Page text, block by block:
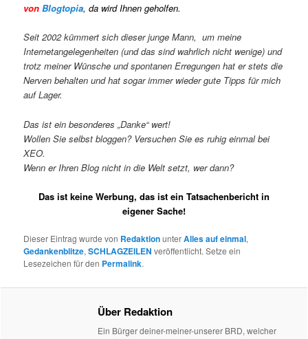
vonBlogtopia, da wird Ihnen geholfen.
Seit 2002 kümmert sich dieser junge Mann, um meine
Internetangelegenheiten (und das sind wahrlich nicht wenige) und
trotz meiner Wünsche und spontanen Erregungen hat er stets die
Nerven behalten und hat sogar immer wieder gute Tipps für mich
auf Lager.
Das ist ein besonderes „Danke“ wert!
Wollen Sie selbst bloggen? Versuchen Sie es ruhig einmal bei
XEO.
Wenn er Ihren Blog nicht in die Welt setzt, wer dann?
Das ist keine Werbung, das ist ein Tatsachenbericht in
eigener Sache!
Dieser Eintrag wurde von RedaktionunterAlles auf einmal,
Gedankenblitze,SCHLAGZEILEN veröffentlicht. Setze ein
Lesezeichen für den Permalink.
Über Redaktion
Ein Bürger deiner-meiner-unserer BRD, welcher